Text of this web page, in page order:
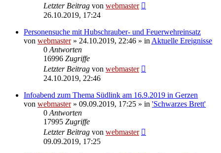
Letzter Beitrag von webmaster
26.10.2019, 17:24
Personensuche mit Hubschrauber- und Feuerwehreinsatz
von webmaster» 24.10.2019, 22:46 » in Aktuelle Ereignisse
0 Antworten
16996 Zugriffe
Letzter Beitrag von webmaster
24.10.2019, 22:46
Infoabend zum Thema Südlink am 16.9.2019 in Gerzen
von webmaster» 09.09.2019, 17:25 » in 'Schwarzes Brett'
0 Antworten
17995 Zugriffe
Letzter Beitrag von webmaster
09.09.2019, 17:25